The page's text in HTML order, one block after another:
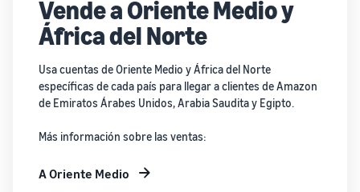
Vende a Oriente Medio y
África del Norte
Usa cuentas de Oriente Medio y África del Norte
específicas de cada país para llegar a clientes de Amazon
de Emiratos Árabes Unidos, Arabia Saudita y Egipto.
Más información sobre las ventas:
A Oriente Medio